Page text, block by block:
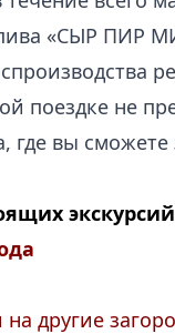
«СЫР ПИР
поездке не
где вы
на другие